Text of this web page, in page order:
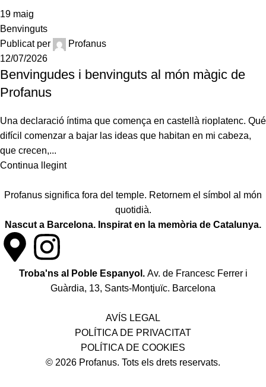
19 maig
Benvinguts
Publicat per
Profanus
12/07/2026
Benvingudes i benvinguts al món màgic de
Profanus
Una declaració íntima que comença en castellà rioplatenc. Qué
difícil comenzar a bajar las ideas que habitan en mi cabeza,
que crecen,...
Continua llegint
Profanus significa fora del temple. Retornem el símbol al món
quotidià.
Nascut a Barcelona. Inspirat en la memòria de Catalunya.
Troba'ns al Poble Espanyol. Av. de Francesc Ferrer i
Guàrdia, 13, Sants-Montjuïc. Barcelona
AVÍS LEGAL
POLÍTICA DE PRIVACITAT
POLÍTICA DE COOKIES
© 2026 Profanus. Tots els drets reservats.